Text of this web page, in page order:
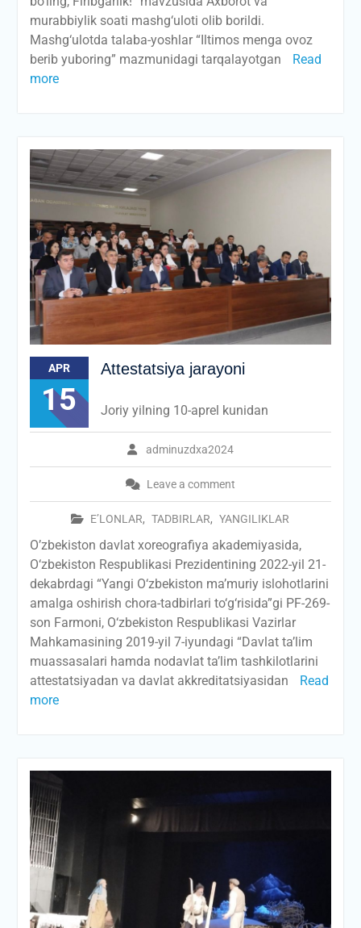
murabbiylik soati mashg‘uloti olib borildi.
Mashg‘ulotda talaba-yoshlar “Iltimos menga ovoz
berib yuboring” mazmunidagi tarqalayotgan
Read
more
APR
15
Attestatsiya jarayoni
adminuzdxa2024
Leave a comment
E’LONLAR, TADBIRLAR, YANGILIKLAR
Joriy yilning 10-aprel kunidan
O’zbekiston davlat xoreografiya akademiyasida,
O‘zbekiston Respublikasi Prezidentining 2022-yil 21-
dekabrdagi “Yangi O‘zbekiston ma’muriy islohotlarini
amalga oshirish chora-tadbirlari to‘g‘risida”gi PF-269-
son Farmoni, O‘zbekiston Respublikasi Vazirlar
Mahkamasining 2019-yil 7-iyundagi “Davlat ta’lim
muassasalari hamda nodavlat ta’lim tashkilotlarini
attestatsiyadan va davlat akkreditatsiyasidan
Read
more